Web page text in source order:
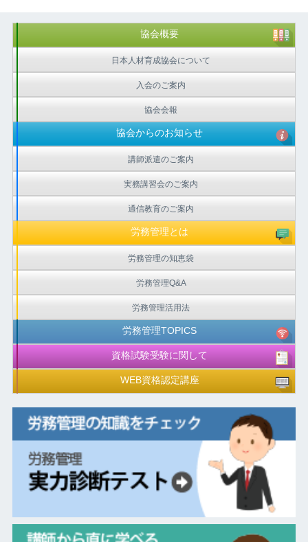
協会概要
日本人材育成協会について
入会のご案内
協会会報
協会からのお知らせ
講師派遣のご案内
実務講習会のご案内
通信教育のご案内
労務管理とは
労務管理の知恵袋
労務管理Q&A
労務管理活用法
労務管理TOPICS
資格試験受験に関して
WEB資格認定講座